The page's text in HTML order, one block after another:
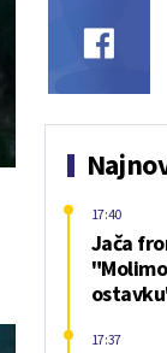
Jača
17:40
17:37